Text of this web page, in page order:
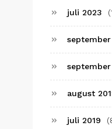
juli 2023
september
september
august
juli 2019